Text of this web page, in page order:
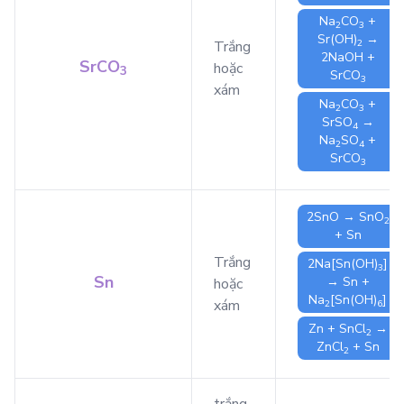
SrCO3
Trắng
hoặc
xám
Na2CO3 +
Sr(OH)2 →
2NaOH +
SrCO3
Na2CO3 +
SrSO4 →
Na2SO4 +
SrCO3
Sn
Trắng
hoặc
xám
2SnO → SnO2
+ Sn
2Na[Sn(OH)3]
→ Sn +
Na2[Sn(OH)6]
Zn + SnCl2 →
ZnCl2 + Sn